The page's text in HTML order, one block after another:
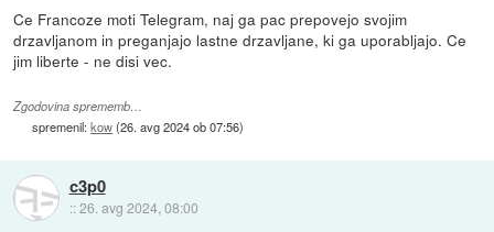
Ce Francoze moti Telegram, naj ga pac prepovejo svojim
drzavljanom in preganjajo lastne drzavljane, ki ga uporabljajo. Ce
jim liberte - ne disi vec.
Zgodovina sprememb…
spremenil:kow(26. avg 2024 ob 07:56)
c3p0
::26. avg 2024, 08:00